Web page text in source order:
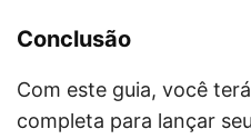
Conclusão
Com este guia, você
completa para lançar